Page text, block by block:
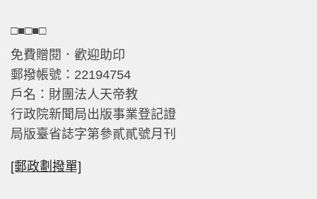
□■□■□
免費贈閱．歡迎助印
郵撥帳號：22194754
戶名：財團法人天帝教
行政院新聞局出版事業登記證
局版臺省誌字第參貳貳號月刊
[郵政劃撥單]